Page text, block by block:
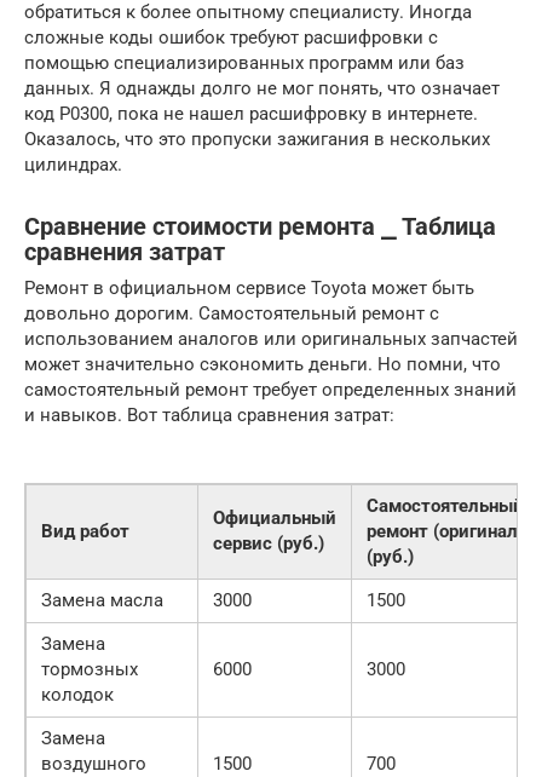
обратиться к более опытному специалисту. Иногда
сложные коды ошибок требуют расшифровки с
помощью специализированных программ или баз
данных. Я однажды долго не мог понять, что означает
код P0300, пока не нашел расшифровку в интернете.
Оказалось, что это пропуски зажигания в нескольких
цилиндрах.
Сравнение стоимости ремонта ⎯ Таблица
сравнения затрат
Ремонт в официальном сервисе Toyota может быть
довольно дорогим. Самостоятельный ремонт с
использованием аналогов или оригинальных запчастей
может значительно сэкономить деньги. Но помни, что
самостоятельный ремонт требует определенных знаний
и навыков. Вот таблица сравнения затрат:
Вид работ
Официальный
сервис (руб.)
Самостоятельный
ремонт (оригинал)
(руб.)
Замена масла
3000
1500
Замена
тормозных
колодок
6000 3000
Замена
воздушного
1500 700